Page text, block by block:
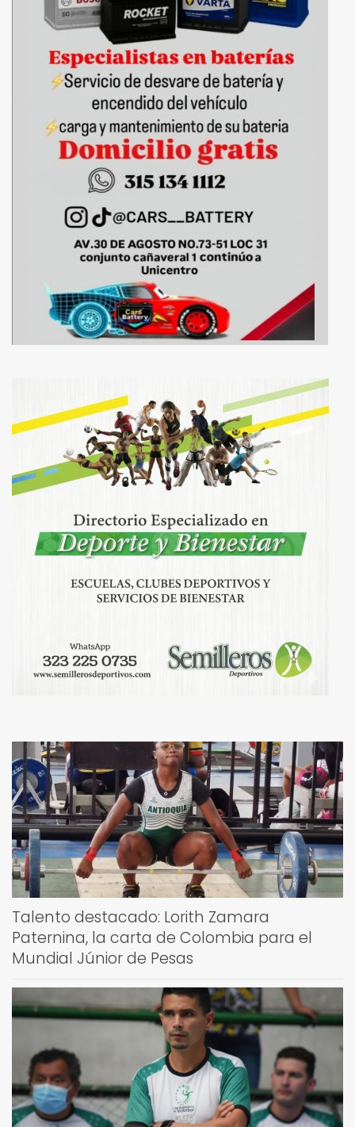
Talento destacado: Lorith Zamara
Paternina, la carta de Colombia para el
Mundial Júnior de Pesas